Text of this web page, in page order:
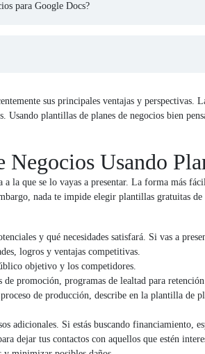
para Google Docs?
sus principales ventajas y perspectivas.
plantillas de planes de negocios bien
Negocios Usando
la que se lo vayas a presentar. La forma más
nada te impide elegir plantillas gratuitas
y qué necesidades satisfará. Si vas a
logros y ventajas competitivas.
objetivo y los competidores.
promoción, programas de lealtad para
de producción, describe en la plantilla de
adicionales. Si estás buscando financiamiento,
dejar tus contactos con aquellos que estén